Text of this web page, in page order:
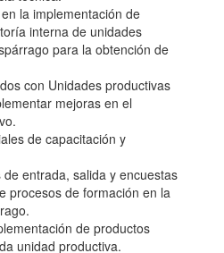
la implementación de
interna de unidades
para la obtención de
con Unidades productivas
mejoras en el
de capacitación y
entrada, salida y encuestas
procesos de formación en la
de productos
unidad productiva.